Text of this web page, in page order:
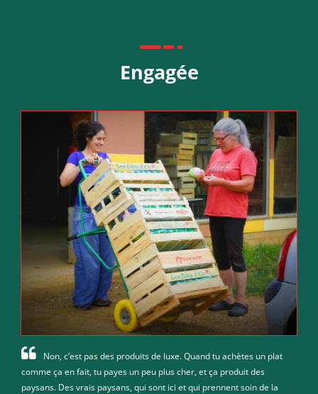
Engagée
Non, c’est pas des produits de luxe. Quand tu achètes un plat
comme ça en fait, tu payes un peu plus cher, et ça produit des
paysans. Des vrais paysans, qui sont ici et qui prennent soin de la